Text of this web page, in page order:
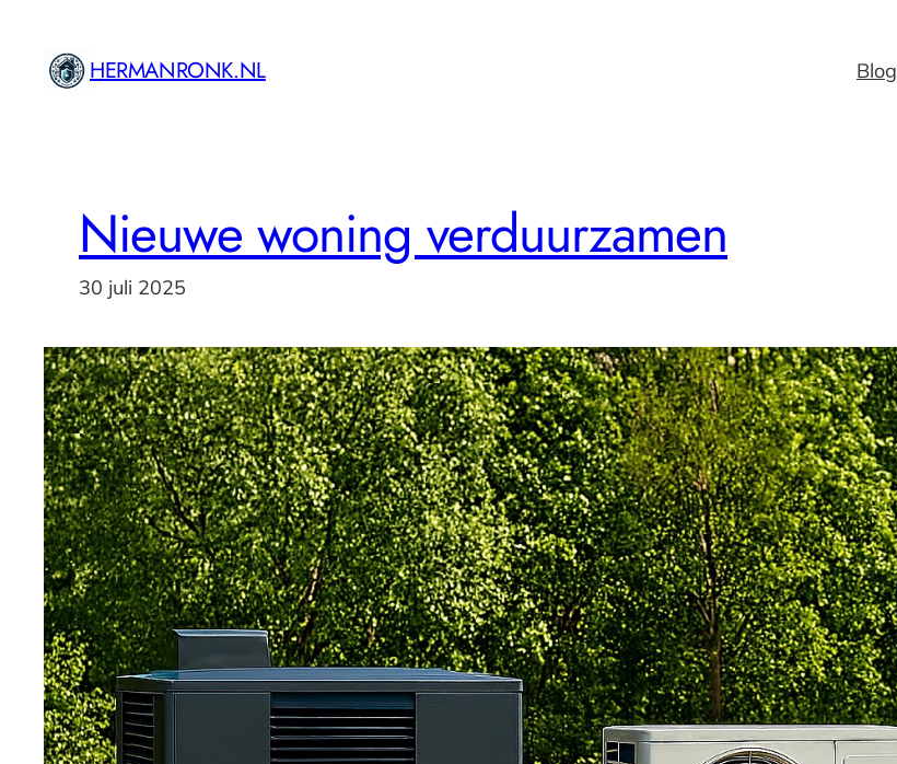
HERMANRONK.NL Blog
Nieuwe woning verduurzamen
30 juli 2025